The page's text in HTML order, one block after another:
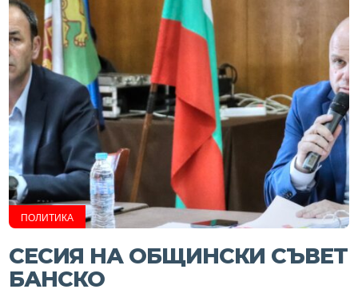
ПОЛИТИКА
СЕСИЯ НА ОБЩИНСКИ СЪВЕТ
БАНСКО